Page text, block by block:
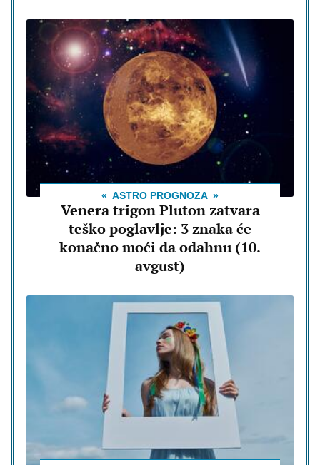
ASTRO PROGNOZA
Venera trigon Pluton zatvara
teško poglavlje: 3 znaka će
konačno moći da odahnu (10.
avgust)